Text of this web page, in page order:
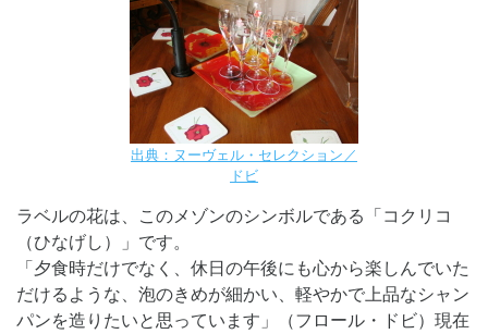
出典：ヌーヴェル・セレクション／
ドビ
ラベルの花は、このメゾンのシンボルである「コクリコ
（ひなげし）」です。
「夕食時だけでなく、休日の午後にも心から楽しんでいた
だけるような、泡のきめが細かい、軽やかで上品なシャン
パンを造りたいと思っています」（フロール・ドビ）現在